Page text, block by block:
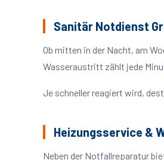
Sanitär Notdienst
Ob mitten in der Nacht, am
Wasseraustritt zählt jede
Je schneller reagiert wird,
Heizungsservice &
Neben der Notfallreparatur